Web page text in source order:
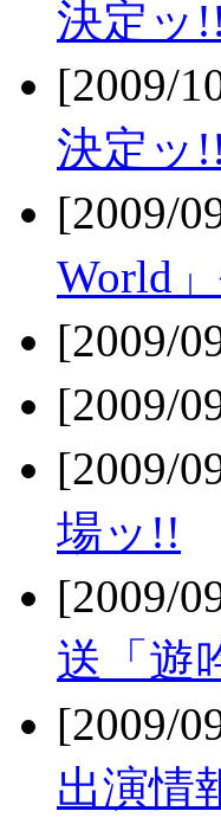
決定ッ!!
[2009/
決定ッ!!
[2009/
World
[2009/
[2009/
[2009/
場ッ!!
[2009/
送「遊
[2009/
出演情